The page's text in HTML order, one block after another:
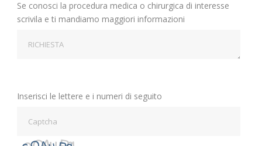
Se conosci la procedura medica o chirurgica di interesse
scrivila e ti mandiamo maggiori informazioni
Inserisci le lettere e i numeri di seguito